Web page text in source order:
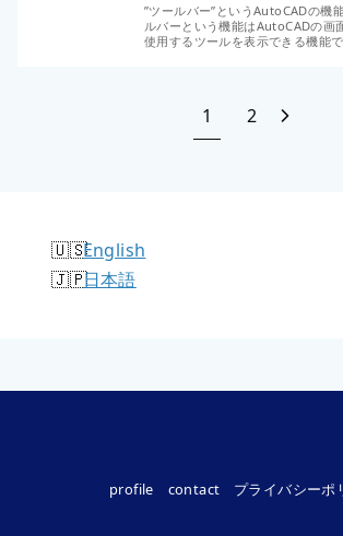
”ツールバー”というAutoCADの機
ルバーという機能はAutoCADの画
使用するツールを表示できる機能で
1 2
English
日本語
profile contact プライバシーポ